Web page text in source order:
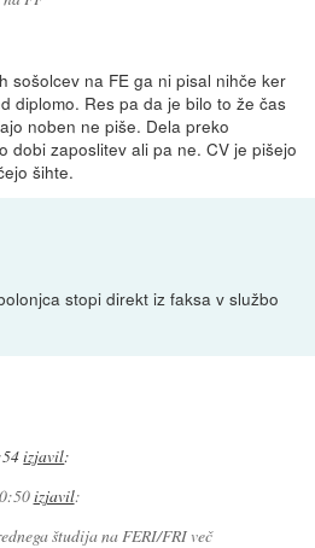
sošolcev na FE ga ni pisal nihče ker
diplomo. Res pa da je bilo to že čas
noben ne piše. Dela preko
dobi zaposlitev ali pa ne. CV je pišejo
šihte.
stopi direkt iz faksa v službo
izjavil:
izjavil:
študija na FERI/FRI več